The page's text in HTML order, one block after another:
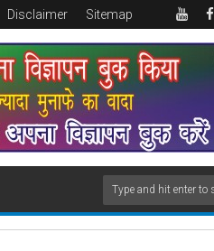
Disclaimer Sitemap